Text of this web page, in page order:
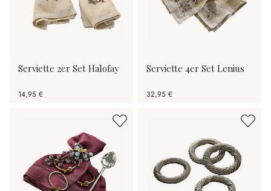
Serviette 2er Set Halofay
14,95 €
Serviette 4er Set Lenius
32,95 €